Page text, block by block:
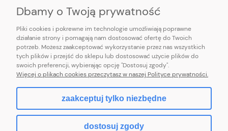
E-mail:pl101sukienek@gmail.com
101sukienek.pl
ul. Piotrkowska 317/11, Łódź 93-035, woj. łódzkie
pokaż pełną wersję strony
Dbamy o Twoją prywatność
Pliki cookies i pokrewne im technologie umożliwiają poprawne
działanie strony i pomagają nam dostosować ofertę do Twoich
potrzeb. Możesz zaakceptować wykorzystanie przez nas wszystkich
tych plików i przejść do sklepu lub dostosować użycie plików do
swoich preferencji, wybierając opcję "Dostosuj zgody".
Więcej o plikach cookies przeczytasz w naszej Polityce prywatności.
zaakceptuj tylko niezbędne
dostosuj zgody